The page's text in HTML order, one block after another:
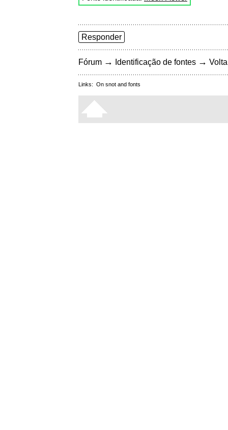
Responder
Fórum → Identificação de fontes →
Links: On snot and fonts